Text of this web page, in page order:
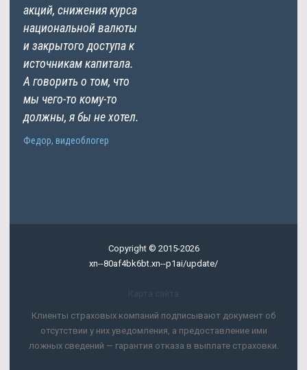
акций, снижения курса
национальной валюты
и закрытого доступа к
источникам капитала.
А говорить о том, что
мы чего-то кому-то
должны, я бы не хотел.
Федор, видеоблогер
Copyright © 2015-2026
xn--80af4bk6bt.xn--p1ai/update/
Карта сайта
Клиенты страховых компаний подписывают документ об
отсутствии у них уведомления, а предоставление ими
ложных сведений — гарантия отказа в выплате страховки.